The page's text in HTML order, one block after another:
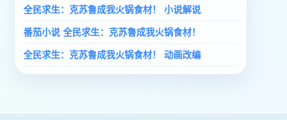
全民求生：克苏鲁成我火锅食材！ 小说解说
番茄小说 全民求生：克苏鲁成我火锅食材！
全民求生：克苏鲁成我火锅食材！ 动画改编